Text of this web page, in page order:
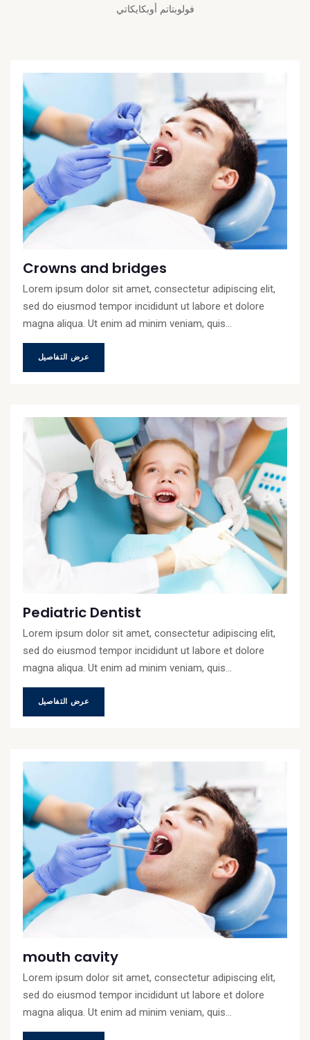
فولوبتاتم أوبكايكاتي
Crowns and bridges
Lorem ipsum dolor sit amet, consectetur adipiscing elit,
sed do eiusmod tempor incididunt ut labore et dolore
magna aliqua. Ut enim ad minim veniam, quis...
عرض التفاصيل
Pediatric Dentist
Lorem ipsum dolor sit amet, consectetur adipiscing elit,
sed do eiusmod tempor incididunt ut labore et dolore
magna aliqua. Ut enim ad minim veniam, quis...
عرض التفاصيل
mouth cavity
Lorem ipsum dolor sit amet, consectetur adipiscing elit,
sed do eiusmod tempor incididunt ut labore et dolore
magna aliqua. Ut enim ad minim veniam, quis...